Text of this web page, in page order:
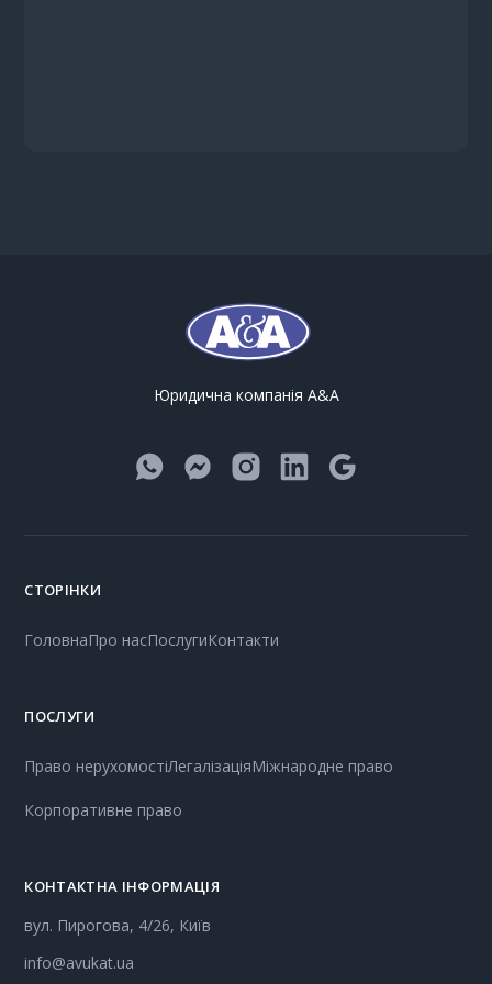
Юридична компанія A&A
Whats App
FacebookInstagramLinkedInGoogle Maps
СТОРІНКИ
ГоловнаПро насПослугиКонтакти
ПОСЛУГИ
Право нерухомостіЛегалізаціяМіжнародне право
Корпоративне право
КОНТАКТНА ІНФОРМАЦІЯ
вул. Пирогова, 4/26, Київ
info@avukat.ua